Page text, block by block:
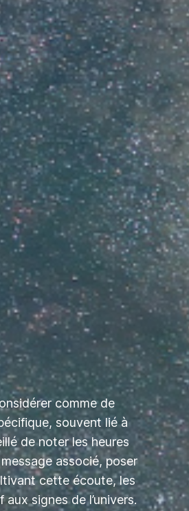
comme de
souvent lié à
de noter les heures
associé, poser
cette écoute, les
signes de l’univers.